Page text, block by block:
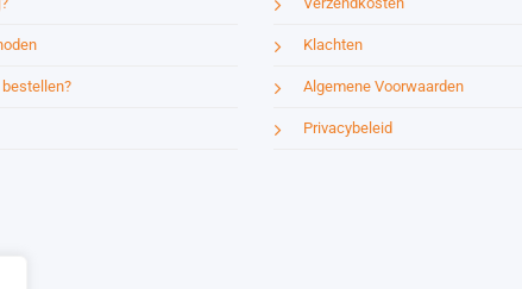
Klachten
Algemene Voorwaarden
Privacybeleid